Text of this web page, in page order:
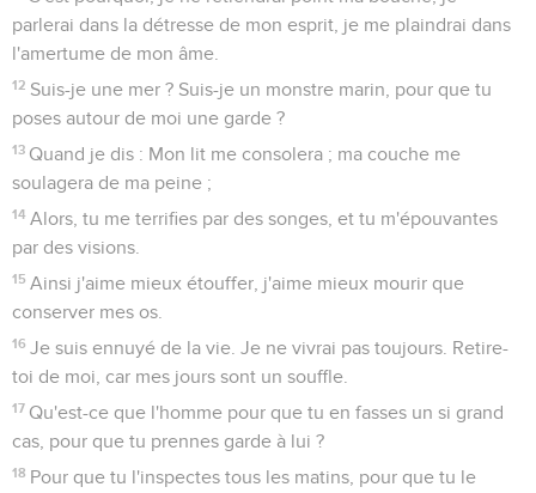
parlerai dans la détresse de mon esprit, je me plaindrai dans
l'amertume de mon âme.
12 Suis-je une mer ? Suis-je un monstre marin, pour que tu
poses autour de moi une garde ?
13 Quand je dis : Mon lit me consolera ; ma couche me
soulagera de ma peine ;
14 Alors, tu me terrifies par des songes, et tu m'épouvantes
par des visions.
15 Ainsi j'aime mieux étouffer, j'aime mieux mourir que
conserver mes os.
16 Je suis ennuyé de la vie. Je ne vivrai pas toujours. Retire-
toi de moi, car mes jours sont un souffle.
17 Qu'est-ce que l'homme pour que tu en fasses un si grand
cas, pour que tu prennes garde à lui ?
18 Pour que tu l'inspectes tous les matins, pour que tu le